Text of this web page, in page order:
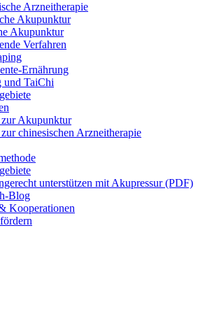
Arzneitherapie
Akupunktur
Akupunktur
Verfahren
Ernährung
und TaiChi
zur Akupunktur
chinesischen Arzneitherapie
unterstützen mit Akupressur (PDF)
Blog
Kooperationen